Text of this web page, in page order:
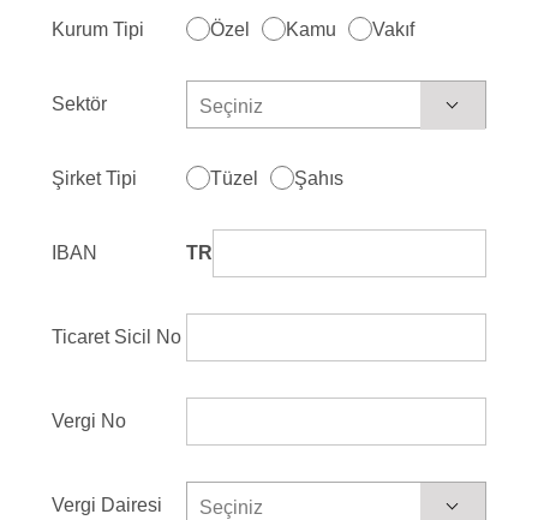
Kurum Tipi Özel Kamu Vakıf
Sektör Seçiniz
Şirket Tipi Tüzel Şahıs
IBAN TR
Ticaret Sicil No
Vergi No
Vergi Dairesi Seçiniz